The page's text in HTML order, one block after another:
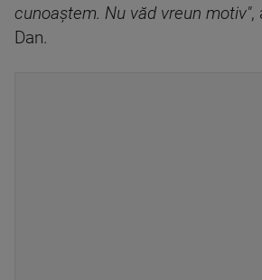
cunoaştem. Nu văd vreun motiv",
Dan.